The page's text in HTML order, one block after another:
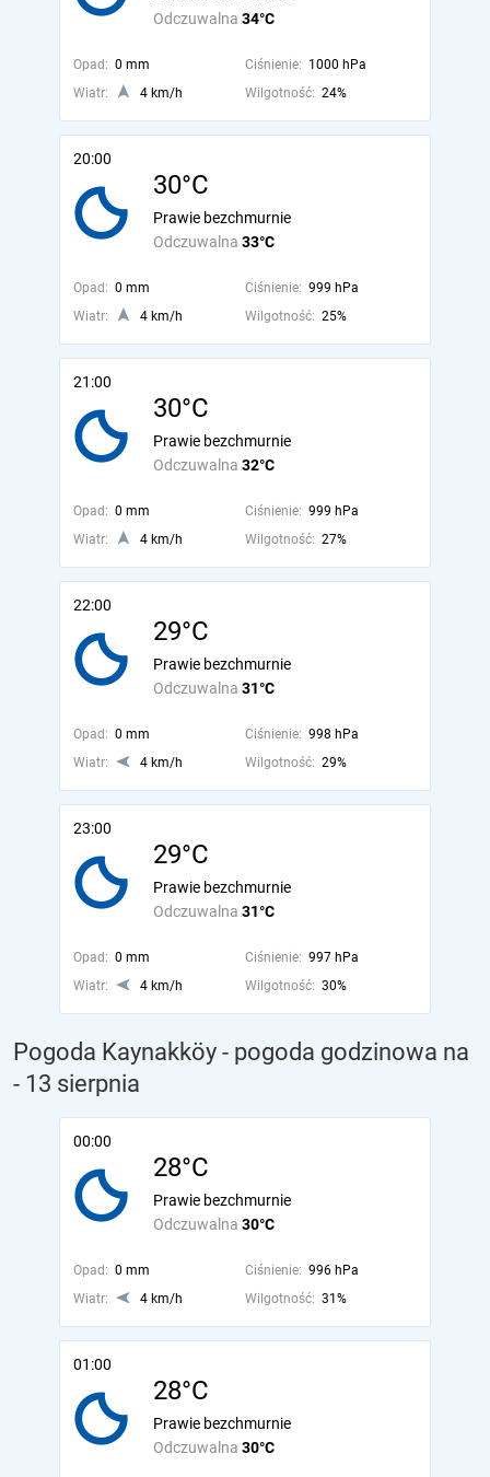
Odczuwalna 34°C
Opad: 0 mm Ciśnienie: 1000 hPa
Wiatr:
4 km/h Wilgotność: 24%
20:00
30°C
Odczuwalna 33°C
Prawie bezchmurnie
Opad: 0 mm Ciśnienie: 999 hPa
Wiatr:
4 km/h Wilgotność: 25%
21:00
30°C
Odczuwalna 32°C
Prawie bezchmurnie
Opad: 0 mm Ciśnienie: 999 hPa
Wiatr:
4 km/h Wilgotność: 27%
22:00
29°C
Odczuwalna 31°C
Prawie bezchmurnie
Opad: 0 mm Ciśnienie: 998 hPa
Wiatr:
4 km/h Wilgotność: 29%
23:00
29°C
Odczuwalna 31°C
Prawie bezchmurnie
Opad: 0 mm Ciśnienie: 997 hPa
Wiatr:
4 km/h Wilgotność: 30%
Pogoda Kaynakköy - pogoda godzinowa na
- 13 sierpnia
00:00
28°C
Odczuwalna 30°C
Prawie bezchmurnie
Opad: 0 mm Ciśnienie: 996 hPa
Wiatr:
4 km/h Wilgotność: 31%
01:00
28°C
Odczuwalna 30°C
Prawie bezchmurnie